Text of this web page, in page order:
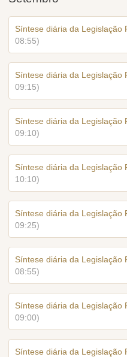
Síntese diária da Legislação
08:55)
Síntese diária da Legislação
09:15)
Síntese diária da Legislação
09:10)
Síntese diária da Legislação
10:10)
Síntese diária da Legislação
09:25)
Síntese diária da Legislação
08:55)
Síntese diária da Legislação
09:00)
Síntese diária da Legislação